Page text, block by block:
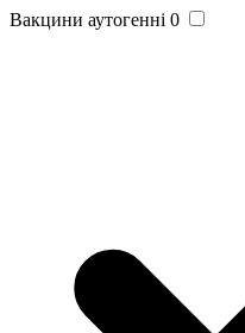
Вакцини аутогенні 0